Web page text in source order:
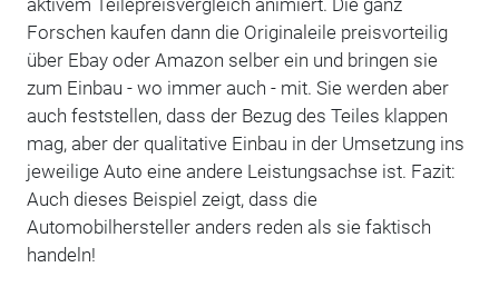
aktivem Teilepreisvergleich animiert. Die ganz
Forschen kaufen dann die Originaleile preisvorteilig
über Ebay oder Amazon selber ein und bringen sie
zum Einbau - wo immer auch - mit. Sie werden aber
auch feststellen, dass der Bezug des Teiles klappen
mag, aber der qualitative Einbau in der Umsetzung ins
jeweilige Auto eine andere Leistungsachse ist. Fazit:
Auch dieses Beispiel zeigt, dass die
Automobilhersteller anders reden als sie faktisch
handeln!